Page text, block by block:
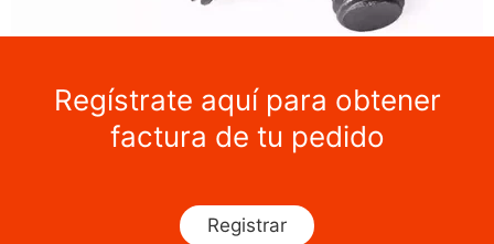
Regístrate aquí para obtener
factura de tu pedido
Registrar